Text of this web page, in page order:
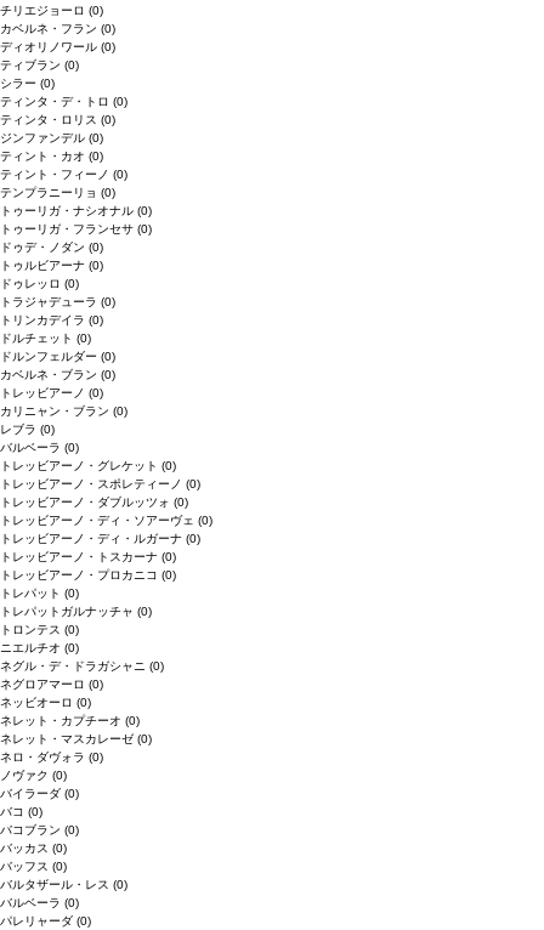
チリエジョーロ (0)
カベルネ・フラン (0)
ディオリノワール (0)
ティブラン (0)
シラー (0)
ティンタ・デ・トロ (0)
ティンタ・ロリス (0)
ジンファンデル (0)
ティント・カオ (0)
ティント・フィーノ (0)
テンプラニーリョ (0)
トゥーリガ・ナシオナル (0)
トゥーリガ・フランセサ (0)
ドゥデ・ノダン (0)
トゥルビアーナ (0)
ドゥレッロ (0)
トラジャデューラ (0)
トリンカデイラ (0)
ドルチェット (0)
ドルンフェルダー (0)
カベルネ・ブラン (0)
トレッビアーノ (0)
カリニャン・ブラン (0)
レブラ (0)
バルベーラ (0)
トレッビアーノ・グレケット (0)
トレッビアーノ・スポレティーノ (0)
トレッビアーノ・ダブルッツォ (0)
トレッビアーノ・ディ・ソアーヴェ (0)
トレッビアーノ・ディ・ルガーナ (0)
トレッビアーノ・トスカーナ (0)
トレッビアーノ・プロカニコ (0)
トレパット (0)
トレパットガルナッチャ (0)
トロンテス (0)
ニエルチオ (0)
ネグル・デ・ドラガシャニ (0)
ネグロアマーロ (0)
ネッビオーロ (0)
ネレット・カプチーオ (0)
ネレット・マスカレーゼ (0)
ネロ・ダヴォラ (0)
ノヴァク (0)
バイラーダ (0)
バコ (0)
バコブラン (0)
バッカス (0)
バッフス (0)
バルタザール・レス (0)
バルベーラ (0)
パレリャーダ (0)